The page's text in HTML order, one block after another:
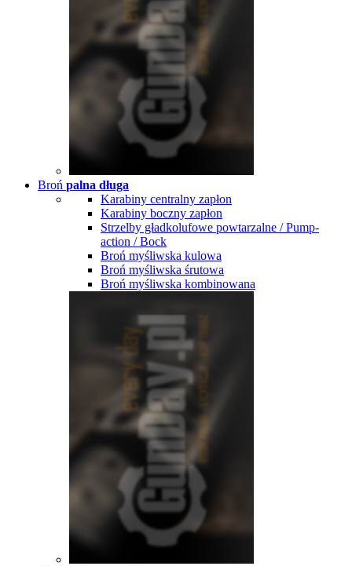
Broń palna długa
Karabiny centralny zapłon
Karabiny boczny zapłon
Strzelby gładkolufowe powtarzalne / Pump-
action / Bock
Broń myśliwska kulowa
Broń myśliwska śrutowa
Broń myśliwska kombinowana